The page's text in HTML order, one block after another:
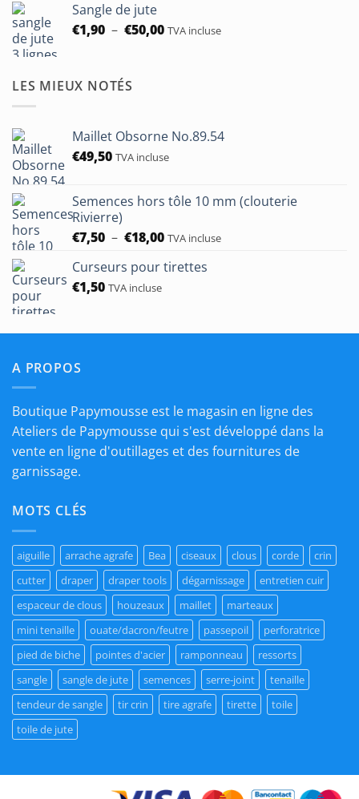
Sangle de jute
€1,90 – €50,00Plage
TVA incluse
LES MIEUX NOTÉS
Maillet Obsorne No.89.54
€49,50 TVA incluse
Semences hors tôle 10 mm (clouterie
Rivierre)
€7,50 – €18,00Plage
prix :
TVA incluse
Curseurs pour tirettes
€1,50 TVA incluse
A PROPOS
Boutique Papymousse est le magasin en ligne des
Ateliers de Papymousse qui s'est développé dans la
vente en ligne d'outillages et des fournitures de
garnissage.
MOTS CLÉS
aiguille arrache agrafe Bea ciseaux clous corde
crin
cutter
draper draper tools dégarnissage
entretien cuir
espaceur de clous
houzeaux maillet
marteaux
mini tenaille
ouate/dacron/feutre passepoil
perforatrice
pied de biche
pointes d'acier ramponneau
ressorts
sangle
sangle de jute semences serre-joint
tenaille
tendeur de sangle
tir crin tire agrafe tirette
toile
toile de jute